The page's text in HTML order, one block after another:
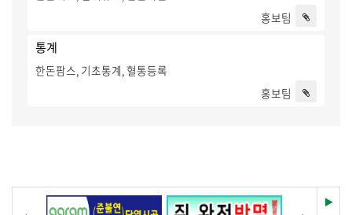
홍보팀
통계
한돈팜스, 기초통계, 혈통등록
홍보팀
재